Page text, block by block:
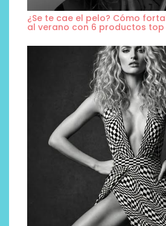
¿Se te cae el pelo? Cómo
al verano con 6 productos top